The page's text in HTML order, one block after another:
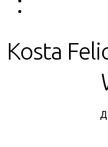
Kosta